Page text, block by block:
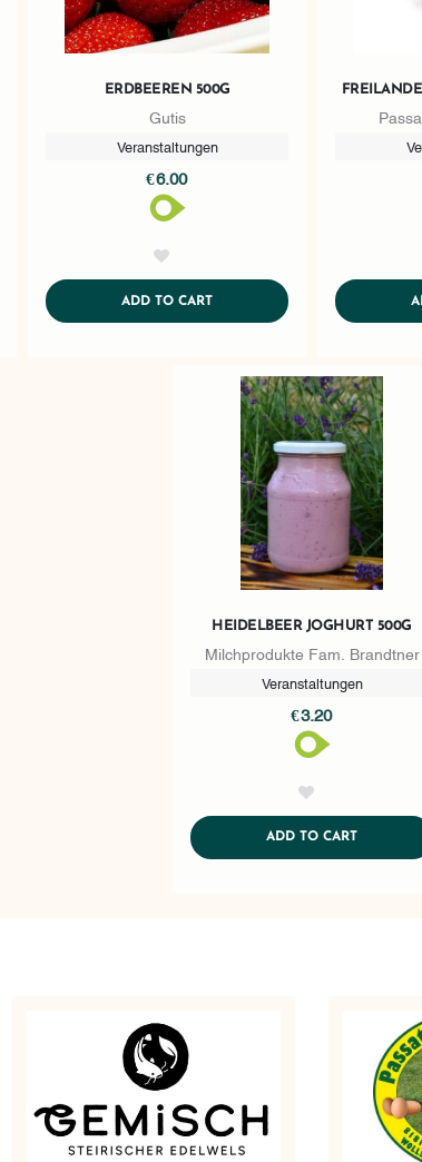
ERDBEEREN 500G
Gutis
Veranstaltungen
€6.00
ADD TO CARTADDTOCART
HEIDELBEER JOGHURT 500G
Milchprodukte Fam. Brandtner
Veranstaltungen
€3.20
ADD TO CART